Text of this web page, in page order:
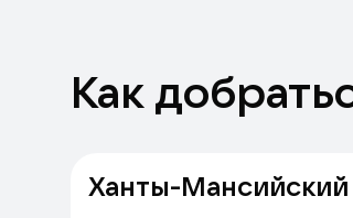
Как
Ханты-Мансийский